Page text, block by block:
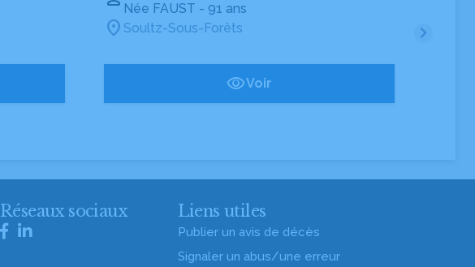
Née FAUST - 91 ans
Soultz-Sous-Forêts
Voir
Réseaux sociaux Liens utiles
Publier un avis de décès
Signaler un abus/une erreur